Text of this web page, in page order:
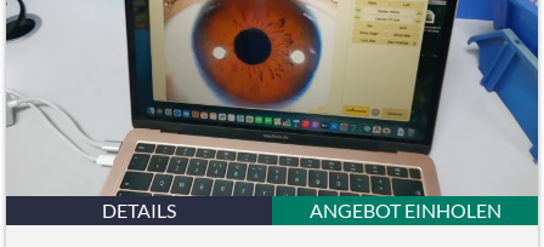
DETAILS ANGEBOT EINHOLEN